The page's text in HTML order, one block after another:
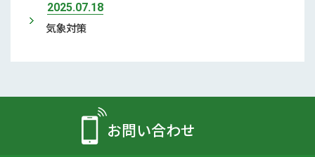
2025.07.18
気象対策
お問い合わせ